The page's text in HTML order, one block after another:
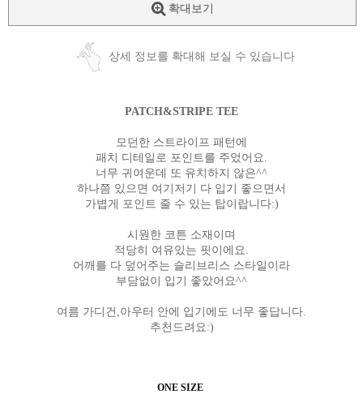
확대보기
상세 정보를 확대해 보실 수 있습니다
PATCH&STRIPE TEE
모던한 스트라이프 패턴에
패치 디테일로 포인트를 주었어요.
너무 귀여운데 또 유치하지 않은^^
하나쯤 있으면 여기저기 다 입기 좋으면서
가볍게 포인트 줄 수 있는 탑이랍니다:)
시원한 코튼 소재이며
적당히 여유있는 핏이에요.
어깨를 다 덮어주는 슬리브리스 스타일이라
부담없이 입기 좋았어요^^
여름 가디건,아우터 안에 입기에도 너무 좋답니다.
추천드려요:)
ONE SIZE